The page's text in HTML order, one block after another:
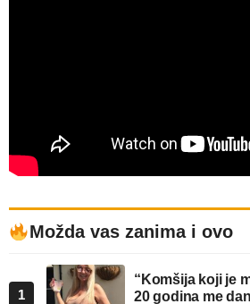
Možda vas zanima i ovo
1
“Komšija koji je
20 godina me